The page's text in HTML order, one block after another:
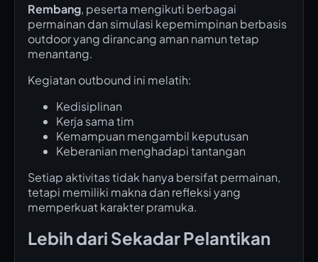
Rembang, peserta mengikuti berbagai
permainan dan simulasi kepemimpinan berbasis
outdoor yang dirancang aman namun tetap
menantang.
Kegiatan outbound ini melatih:
Kedisiplinan
Kerja sama tim
Kemampuan mengambil keputusan
Keberanian menghadapi tantangan
Setiap aktivitas tidak hanya bersifat permainan,
tetapi memiliki makna dan refleksi yang
memperkuat karakter pramuka.
Lebih dari Sekadar Pelantikan